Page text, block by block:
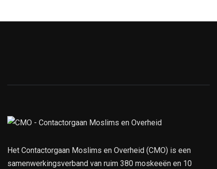
Het Contactorgaan Moslims en Overheid (CMO) is een
samenwerkingsverband van ruim 380 moskeeën en 10